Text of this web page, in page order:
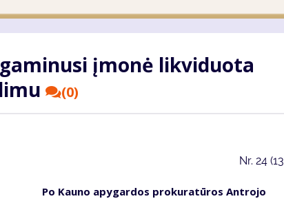
įmonė likviduota
(0)
Nr. 24
Po Kauno apygardos prokuratūros Antrojo